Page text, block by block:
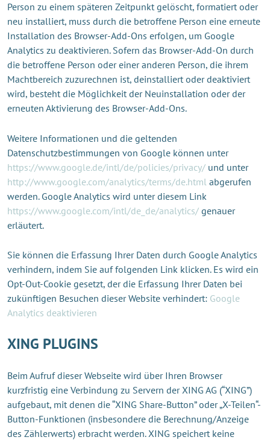
Person zu einem späteren Zeitpunkt gelöscht, formatiert oder
neu installiert, muss durch die betroffene Person eine erneute
Installation des Browser-Add-Ons erfolgen, um Google
Analytics zu deaktivieren. Sofern das Browser-Add-On durch
die betroffene Person oder einer anderen Person, die ihrem
Machtbereich zuzurechnen ist, deinstalliert oder deaktiviert
wird, besteht die Möglichkeit der Neuinstallation oder der
erneuten Aktivierung des Browser-Add-Ons.
Weitere Informationen und die geltenden
Datenschutzbestimmungen von Google können unter
https://www.google.de/intl/de/policies/privacy/ und unter
http://www.google.com/analytics/terms/de.html abgerufen
werden. Google Analytics wird unter diesem Link
https://www.google.com/intl/de_de/analytics/ genauer
erläutert.
Sie können die Erfassung Ihrer Daten durch Google Analytics
verhindern, indem Sie auf folgenden Link klicken. Es wird ein
Opt-Out-Cookie gesetzt, der die Erfassung Ihrer Daten bei
zukünftigen Besuchen dieser Website verhindert: Google
Analytics deaktivieren
XING PLUGINS
Beim Aufruf dieser Webseite wird über Ihren Browser
kurzfristig eine Verbindung zu Servern der XING AG (“XING”)
aufgebaut, mit denen die “XING Share-Button” oder „X-Teilen“-
Button-Funktionen (insbesondere die Berechnung/Anzeige
des Zählerwerts) erbracht werden. XING speichert keine